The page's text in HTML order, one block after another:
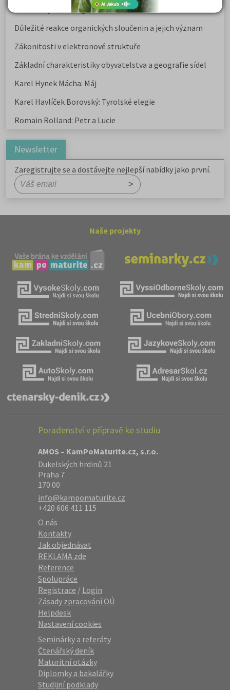
Kritika hry M. L. King v Salesiánském divadle
Důležité reakce organických sloučenin a jejich význam
Zákonitosti v elektronové struktuře
Základní charakteristiky obyvatelstva a geografie sídel
Karel Hynek Mácha: Máj
Karel Havlíček Borovský: Tyrolské elegie
Romain Rolland: Petr a Lucie
Newsletter
Zaregistrujte se a dostávejte nejlepší nabídky jako první.
Naše projekty
Poradenství v přípravě ke studiu
AMOS – KamPoMaturite.cz, s.r.o.
Dukelských hrdinů 21
Praha 7
170 00
info@kampomaturite.cz
+420 606 411 115
O nás
Kontakty
Jak objednávat
REKLAMA zde
Reference
Spolupráce
Registrace / Login
Zásady zpracování OÚ
Helpdesk
Nastavení cookies
Seminárky a referáty
Čtenářský deník
Maturitní otázky
Diplomky a bakalářky
Studijní podklady